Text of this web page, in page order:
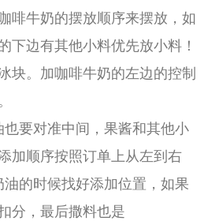
啡牛奶的摆放顺序来摆放，如
下边有其他小料优先放小料！
块。加咖啡牛奶的左边的控制
也要对准中间，果酱和其他小
加顺序按照订单上从左到右
的时候找好添加位置，如果
分，最后撒料也是